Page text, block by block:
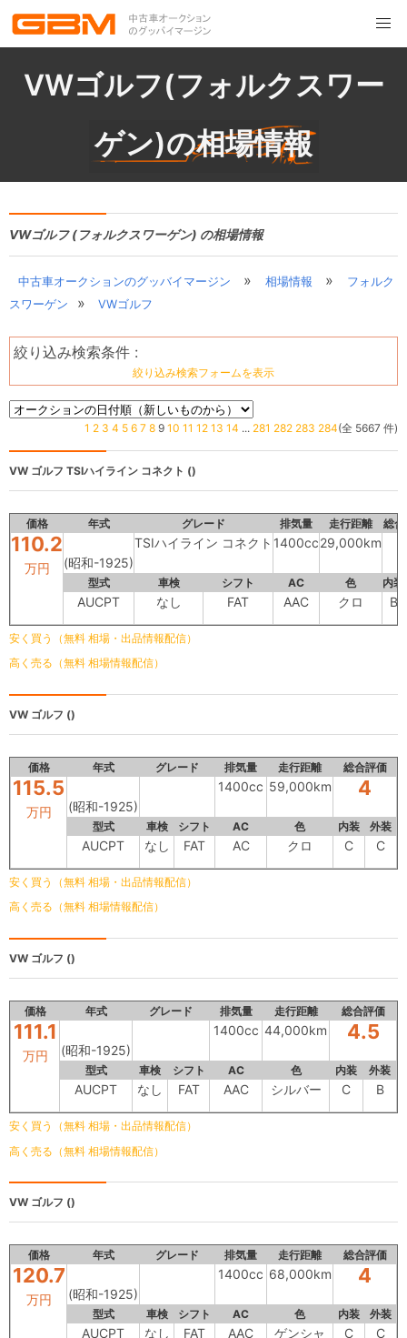
VWゴルフ(フォルクスワー
ゲン)の相場情報
VWゴルフ (フォルクスワーゲン) の相場情報
中古車オークションのグッバイマージン » 相場情報 »
フォルク
スワーゲン
» VWゴルフ
絞り込み検索条件 :
絞り込み検索フォームを表示
1 2 3 4 5 6 7 8 9 10 11 12 13 14 ... 281 282 283 284(全 5667 件)
VW ゴルフ TSIハイライン コネクト ()
価格 年式 グレード 排気量 走行距離 総
110.2
万円 (昭和-1925)
TSIハイライン コネクト 1400cc29,000km
型式 車検 シフト AC 色 内装
AUCPT なし FAT AAC クロ B
安く買う（無料 相場・出品情報配信）
高く売る（無料 相場情報配信）
VW ゴルフ ()
価格 年式 グレード 排気量 走行距離 総合評価
115.5
万円 (昭和-1925)
1400cc 59,000km 4
型式 車検 シフト AC 色 内装 外装
AUCPT なし FAT AC クロ C C
安く買う（無料 相場・出品情報配信）
高く売る（無料 相場情報配信）
VW ゴルフ ()
価格 年式 グレード 排気量 走行距離 総合評価
111.1
万円 (昭和-1925)
1400cc 44,000km 4.5
型式 車検 シフト AC 色 内装 外装
AUCPT なし FAT AAC シルバー C B
安く買う（無料 相場・出品情報配信）
高く売る（無料 相場情報配信）
VW ゴルフ ()
価格 年式 グレード 排気量 走行距離 総合評価
120.7
万円 (昭和-1925)
1400cc 68,000km 4
型式 車検 シフト AC 色 内装 外装
AUCPT なし FAT AAC ゲンシャ C C